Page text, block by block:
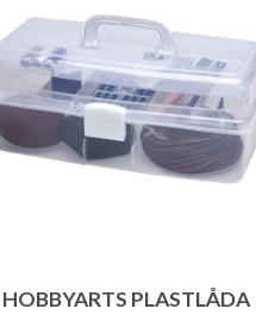
HOBBYARTS PLASTLÅDA